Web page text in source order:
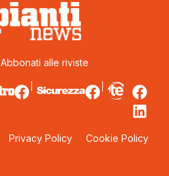
Abbonati alle riviste
Privacy Policy Cookie Policy